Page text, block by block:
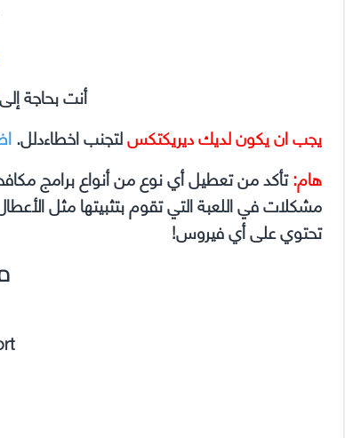
أنت بحاجة إلى
يجب ان يكون لديك ديريكتكسلتجنب اخطاءدلل.
هام:تأكد من تعطيل أي نوع من أنواع برامج
تحتوي على أي فيروس!